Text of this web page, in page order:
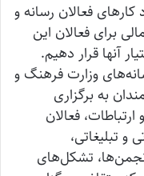
فعالان رسانه و
برای فعالان این
آنها قرار دهیم.
وزارت فرهنگ و
به برگزاری
فعالان
و تبلیغاتی،
تشکل‌های